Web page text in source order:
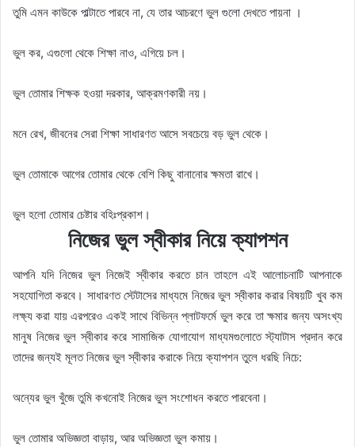
তুমি এমন কাউকে পাল্টাতে পারবে না, যে তার আচরণে ভুল গুলো দেখতে পায়না ।
ভুল কর, এগুলো থেকে শিক্ষা নাও, এগিয়ে চল।
ভুল তোমার শিক্ষক হওয়া দরকার, আক্রমণকারী নয়।
মনে রেখ, জীবনের সেরা শিক্ষা সাধারণত আসে সবচেয়ে বড় ভুল থেকে।
ভুল তোমাকে আগের তোমার থেকে বেশি কিছু বানানোর ক্ষমতা রাখে।
ভুল হলো তোমার চেষ্টার বহিঃপ্রকাশ।
নিজের ভুল স্বীকার নিয়ে ক্যাপশন
আপনি যদি নিজের ভুল নিজেই স্বীকার করতে চান তাহলে এই আলোচনাটি আপনাকে
সহযোগিতা করবে। সাধারণত স্টেটাসের মাধ্যমে নিজের ভুল স্বীকার করার বিষয়টি খুব কম
লক্ষ্য করা যায় এরপরেও একই সাথে বিভিন্ন প্লাটফর্মে ভুল করে তা ক্ষমার জন্য অসংখ্য
মানুষ নিজের ভুল স্বীকার করে সামাজিক যোগাযোগ মাধ্যমগুলোতে স্ট্যাটাস প্রদান করে
তাদের জন্যই মূলত নিজের ভুল স্বীকার করাকে নিয়ে ক্যাপশন তুলে ধরছি নিচে:
অন্যের ভুল খুঁজে তুমি কখনোই নিজের ভুল সংশোধন করতে পারবেনা।
ভুল তোমার অভিজ্ঞতা বাড়ায়, আর অভিজ্ঞতা ভুল কমায়।